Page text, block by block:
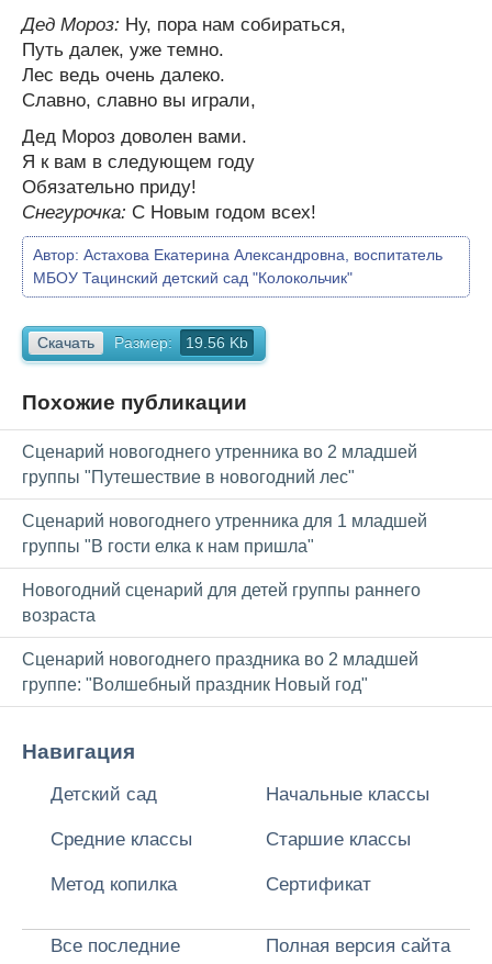
Дед Мороз: Ну, пора нам собираться,
Путь далек, уже темно.
Лес ведь очень далеко.
Славно, славно вы играли,
Дед Мороз доволен вами.
Я к вам в следующем году
Обязательно приду!
Снегурочка: С Новым годом всех!
Автор: Астахова Екатерина Александровна, воспитатель
МБОУ Тацинский детский сад "Колокольчик"
Скачать Размер: 19.56 Kb
Похожие публикации
Сценарий новогоднего утренника во 2 младшей
группы "Путешествие в новогодний лес"
Сценарий новогоднего утренника для 1 младшей
группы "В гости елка к нам пришла"
Новогодний сценарий для детей группы раннего
возраста
Сценарий новогоднего праздника во 2 младшей
группе: "Волшебный праздник Новый год"
Навигация
Детский сад Начальные классы
Средние классы Старшие классы
Метод копилка Сертификат
Все последние
Полная версия сайта